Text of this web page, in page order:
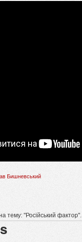
Бишневський
тему: "Російський фактор".